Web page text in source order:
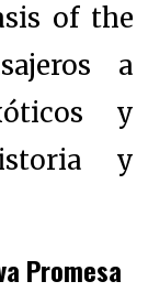
of the
a
y
y
Promesa